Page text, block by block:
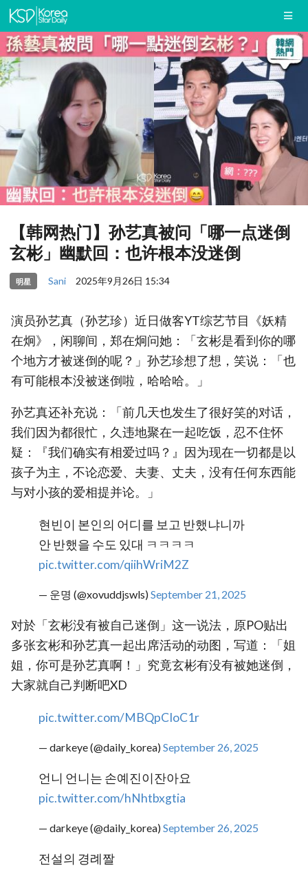
【韩网热门】孙艺真被问「哪一点迷倒
玄彬」幽默回：也许根本没迷倒
明星 Sani 2025年9月26日 15:34
演员孙艺真（孙艺珍）近日做客YT综艺节目《妖精
在炯》，闲聊间，郑在炯问她：「玄彬是看到你的哪
个地方才被迷倒的呢？」孙艺珍想了想，笑说：「也
有可能根本没被迷倒啦，哈哈哈。」
孙艺真还补充说：「前几天也发生了很好笑的对话，
我们因为都很忙，久违地聚在一起吃饭，忍不住怀
疑：『我们确实有相爱过吗？』因为现在一切都是以
孩子为主，不论恋爱、夫妻、丈夫，没有任何东西能
与对小孩的爱相提并论。」
현빈이 본인의 어디를 보고 반했냐니까
안 반했을 수도 있대 ㅋㅋㅋㅋ
pic.twitter.com/qiihWriM2Z
— 운명 (@xovuddjswls)September 21, 2025
对於「玄彬没有被自己迷倒」这一说法，原PO贴出
多张玄彬和孙艺真一起出席活动的动图，写道：「姐
姐，你可是孙艺真啊！」究竟玄彬有没有被她迷倒，
大家就自己判断吧XD
pic.twitter.com/MBQpCIoC1r
— darkeye (@daily_korea)September 26, 2025
언니 언니는 손예진이잔아요
pic.twitter.com/hNhtbxgtia
— darkeye (@daily_korea)September 26, 2025
전설의 경례짤